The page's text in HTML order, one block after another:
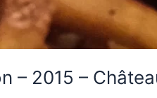
– 2015 –